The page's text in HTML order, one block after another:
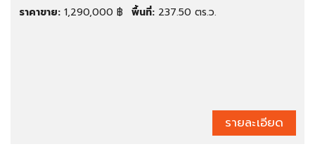
ราคาขาย: 1,290,000 ฿ พื้นที่: 237.50 ตร.ว.
รายละเอียด